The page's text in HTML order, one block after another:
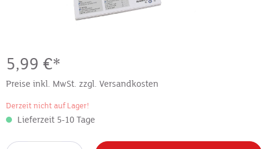
5,99 €*
Preise inkl. MwSt. zzgl. Versandkosten
Derzeit nicht auf Lager!
Lieferzeit 5-10 Tage